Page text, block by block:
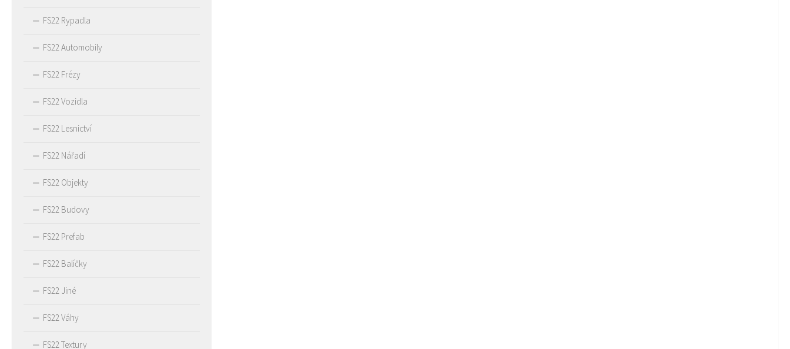
FS22 Rypadla
FS22 Automobily
FS22 Frézy
FS22 Vozidla
FS22 Lesnictví
FS22 Nářadí
FS22 Objekty
FS22 Budovy
FS22 Prefab
FS22 Balíčky
FS22 Jiné
FS22 Váhy
FS22 Textury